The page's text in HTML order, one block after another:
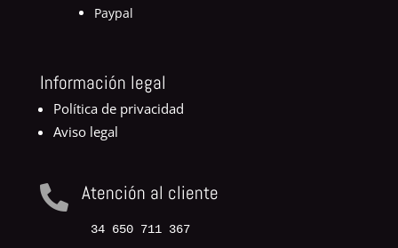
Paypal
Información legal
Política de privacidad
Aviso legal
 Atención al cliente
34 650 711 367